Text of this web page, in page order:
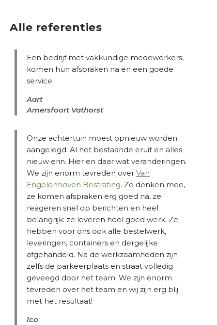
Alle referenties
Een bedrijf met vakkundige medewerkers,
komen hun afspraken na en een goede
service.
Aart
Amersfoort Vathorst
Onze achtertuin moest opnieuw worden
aangelegd. Al het bestaande eruit en alles
nieuw erin. Hier en daar wat veranderingen.
We zijn enorm tevreden over Van
Engelenhoven Bestrating. Ze denken mee,
ze komen afspraken erg goed na, ze
reageren snel op berichten en heel
belangrijk: ze leveren heel goed werk. Ze
hebben voor ons ook alle bestelwerk,
leveringen, containers en dergelijke
afgehandeld. Na de werkzaamheden zijn
zelfs de parkeerplaats en straat volledig
geveegd door het team. We zijn enorm
tevreden over het team en wij zijn erg blij
met het resultaat!
Ico
H